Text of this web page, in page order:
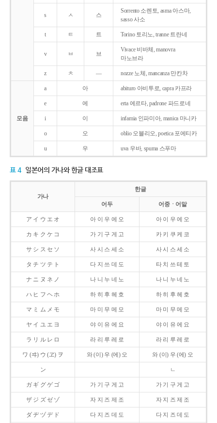
s ㅅ 스
Sorrento 소렌토, asma 아스마,
sasso 사소
t ㅌ 트 Torino 토리노, tranne 트란네
v ㅂ 브
Vivace 비바체, manovra
마노브라
z ㅊ ― nozze 노체, mancanza 만칸차
모음
a 아 abituro 아비투로, capra 카프라
e 에 erta 에르타, padrone 파드로네
i 이 infamia 인파미아, manica 마니카
o 오 oblio 오블리오, poetica 포에티카
u 우 uva 우바, spuma 스푸마
표 4 일본어의 가나와 한글 대조표
가나
한글
어두 어중ㆍ어말
ア イ ウ エ オ 아 이 우 에 오 아 이 우 에 오
カ キ ク ケ コ 가 기 구 게 고 카 키 쿠 케 코
サ シ ス セ ソ 사 시 스 세 소 사 시 스 세 소
タ チ ツ テ ト 다 지 쓰 데 도 타 치 쓰 테 토
ナ ニ ヌ ネ ノ 나 니 누 네 노 나 니 누 네 노
ハ ヒ フ ヘ ホ 하 히 후 헤 호 하 히 후 헤 호
マ ミ ム メ モ 마 미 무 메 모 마 미 무 메 모
ヤ イ ユ エ ヨ 야 이 유 에 요 야 이 유 에 요
ラ リ ル レ ロ 라 리 루 레 로 라 리 루 레 로
ワ (ヰ) ウ (ヱ) ヲ 와 (이) 우 (에) 오 와 (이) 우 (에) 오
ン ㄴ
ガ ギ グ ゲ ゴ 가 기 구 게 고 가 기 구 게 고
ザ ジ ズ ゼ ゾ 자 지 즈 제 조 자 지 즈 제 조
ダ ヂ ヅ デ ド 다 지 즈 데 도 다 지 즈 데 도